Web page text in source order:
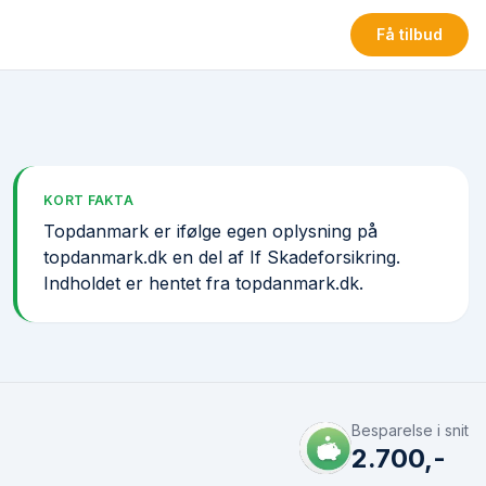
Få tilbud
KORT FAKTA
Topdanmark er ifølge egen oplysning på
topdanmark.dk en del af If Skadeforsikring.
Indholdet er hentet fra topdanmark.dk.
Besparelse i snit
2.700,-